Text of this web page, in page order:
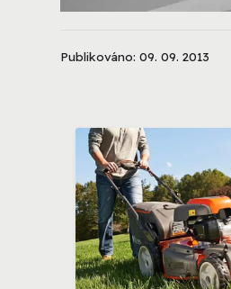
Publikováno: 09. 09. 2013